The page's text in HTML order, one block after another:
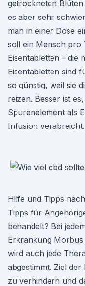
getrockneten
es aber sehr
man in einer Dose
soll ein Mensch pro
Eisentabletten – die
Eisentabletten sind
so günstig, weil sie
reizen. Besser ist
Spurenelement als
Infusion verabreicht.
Hilfe und Tipps
Tipps für
behandelt? Bei
Erkrankung Morbus
wird auch jede
abgestimmt. Ziel
zu verhindern und